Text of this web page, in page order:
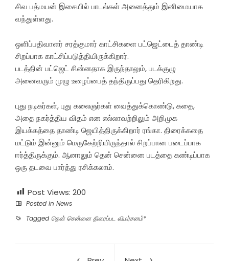
சிவ பத்மயன் இசையில் பாடல்கள் அனைத்தும் இனிமையாக
வந்துள்ளது.
ஒளிப்பதிவாளர் சரத்குமார் காட்சிகளை பட்ஜெட்டைத் தாண்டி
சிறப்பாக காட்சிப்படுத்தியிருக்கிறார்.
படத்தின் பட்ஜெட் சின்னதாக இருந்தாலும், படக்குழு
அனைவரும் முழு உழைப்பைத் தந்திருப்பது தெரிகிறது.
புது நடிகர்கள், புது கலைஞர்கள் வைத்துக்கொண்டு, கதை,
அதை நகர்த்திய விதம் என எல்லாவற்றிலும் அறிமுக
இயக்கத்தை தாண்டி ஜெயித்திருக்கிறார் ரங்கா. திரைக்கதை
மட்டும் இன்னும் மெருகேற்றியிருந்தால் சிறப்பான படைப்பாக
ஈர்த்திருக்கும். ஆனாலும் தென் சென்னை படத்தை கண்டிப்பாக
ஒரு தடவை பார்த்து ரசிக்கலாம்.
Post Views: 200
Posted in News
Tagged தென் சென்னை திரைப்பட விமர்சனம்*